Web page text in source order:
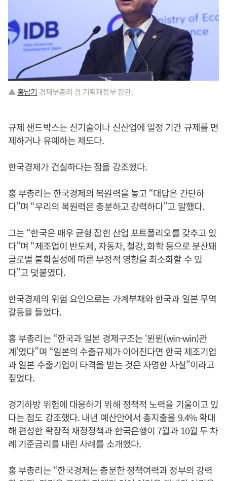
▲홍남기 경제부총리 겸 기획재정부 장관.
규제 샌드박스는 신기술이나 신산업에 일정 기간 규제를 면
제하거나 유예하는 제도다.
한국경제가 건실하다는 점을 강조했다.
홍 부총리는 한국경제의 복원력을 놓고 “대답은 간단하
다”며 “우리의 복원력은 충분하고 강력하다”고 말했다.
그는 “한국은 매우 균형 잡힌 산업 포트폴리오를 갖추고 있
다”며 “제조업이 반도체, 자동차, 철강, 화학 등으로 분산돼
글로벌 불확실성에 따른 부정적 영향을 최소화할 수 있
다”고 덧붙였다.
한국경제의 위험 요인으로는 가계부채와 한국과 일본 무역
갈등을 들었다.
홍 부총리는 “한국과 일본 경제구조는 ‘윈윈(win-win)관
계’였다”며 “일본의 수출규제가 이어진다면 한국 제조기업
과 일본 수출기업이 타격을 받는 것은 자명한 사실”이라고
짚었다.
경기하방 위험에 대응하기 위해 정책적 노력을 기울이고 있
다는 점도 강조했다. 내년 예산안에서 총지출을 9.4% 확대
해 편성한 확장적 재정정책과 한국은행이 7월과 10월 두 차
례 기준금리를 내린 사례를 소개했다.
홍 부총리는 “한국경제는 충분한 정책여력과 정부의 강력